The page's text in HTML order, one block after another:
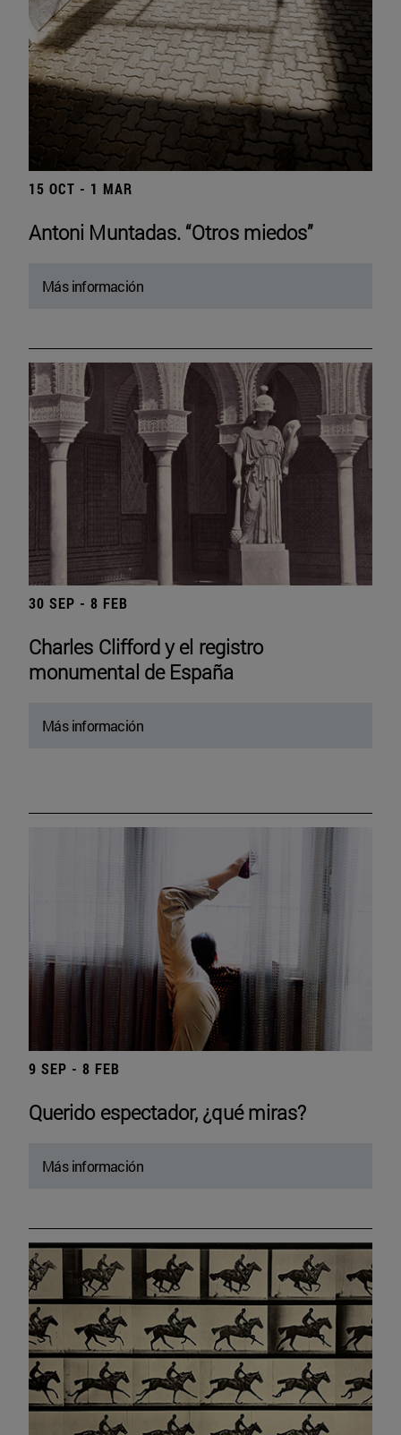
15 OCT - 1 MAR
Antoni Muntadas. “Otros miedos”
Más información
30 SEP - 8 FEB
Charles Clifford y el registro
monumental de España
Más información
9 SEP - 8 FEB
Querido espectador, ¿qué miras?
Más información